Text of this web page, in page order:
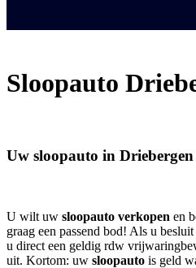
Sloopauto
Uw sloopauto in Driebergen
U wilt uw sloopauto verkopen en
graag een passend bod! Als u
u direct een geldig rdw
uit. Kortom: uw sloopauto is geld